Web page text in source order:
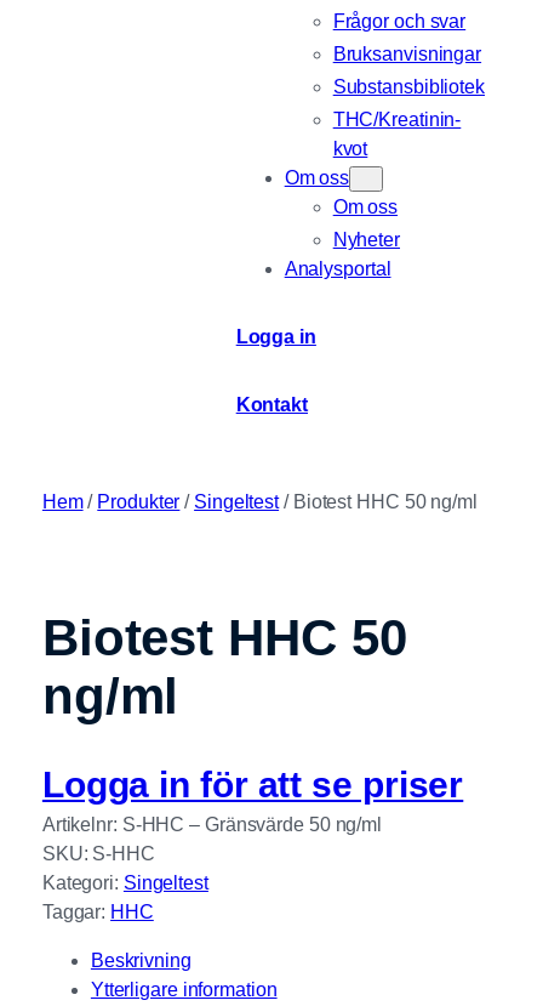
Frågor och svar
Bruksanvisningar
Substansbibliotek
THC/Kreatinin-
kvot
Om oss
Om oss
Nyheter
Analysportal
Logga in
Kontakt
Hem/ Produkter / Singeltest/ Biotest HHC 50 ng/ml
Biotest HHC 50
ng/ml
Logga in för att se priser
Artikelnr: S-HHC – Gränsvärde 50 ng/ml
SKU: S-HHC
Kategori: Singeltest
Taggar: HHC
Beskrivning
Ytterligare information